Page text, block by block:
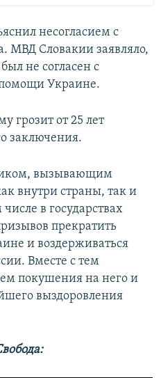
несогласием с
МВД Словакии заявляло,
не согласен с
Украине.
грозит от 25 лет
заключения.
вызывающим
внутри страны, так и
в государствах
прекратить
и воздерживаться
Вместе с тем
покушения на него и
выздоровления